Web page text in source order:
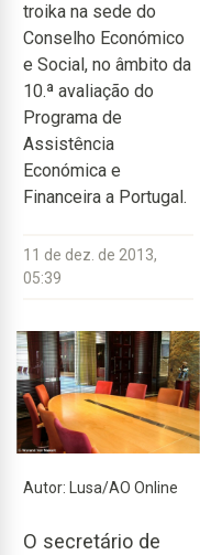
troika na sede do
Conselho Económico
e Social, no âmbito da
10.ª avaliação do
Programa de
Assistência
Económica e
Financeira a Portugal.
11 de dez. de 2013,
05:39
Autor: Lusa/AO Online
O secretário de